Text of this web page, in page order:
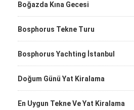
Boğazda Kına Gecesi
Bosphorus Tekne Turu
Bosphorus Yachting İstanbul
Doğum Günü Yat Kiralama
En Uygun Tekne Ve Yat Kiralama